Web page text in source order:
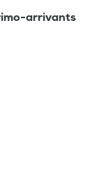
arrivants